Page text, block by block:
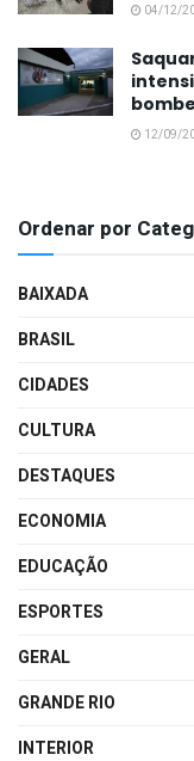
04/12/
12/09/
Ordenar por
BAIXADA
BRASIL
CIDADES
CULTURA
DESTAQUES
ECONOMIA
EDUCAÇÃO
ESPORTES
GERAL
GRANDE RIO
INTERIOR